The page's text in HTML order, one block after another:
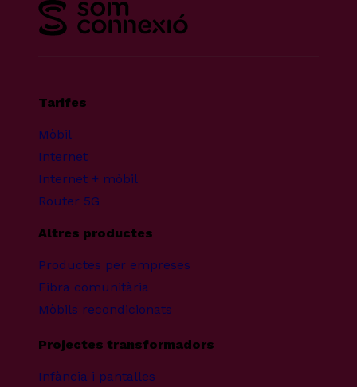
Tarifes
Mòbil
Internet
Internet + mòbil
Router 5G
Altres productes
Productes per empreses
Fibra comunitària
Mòbils recondicionats
Projectes transformadors
Infància i pantalles